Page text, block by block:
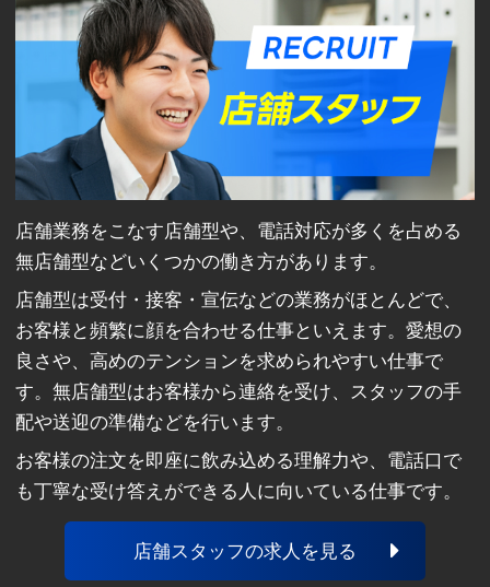
店舗業務をこなす店舗型や、電話対応が多くを占める
無店舗型などいくつかの働き方があります。
店舗型は受付・接客・宣伝などの業務がほとんどで、
お客様と頻繁に顔を合わせる仕事といえます。愛想の
良さや、高めのテンションを求められやすい仕事で
す。無店舗型はお客様から連絡を受け、スタッフの手
配や送迎の準備などを行います。
お客様の注文を即座に飲み込める理解力や、電話口で
も丁寧な受け答えができる人に向いている仕事です。
店舗スタッフの求人を見る